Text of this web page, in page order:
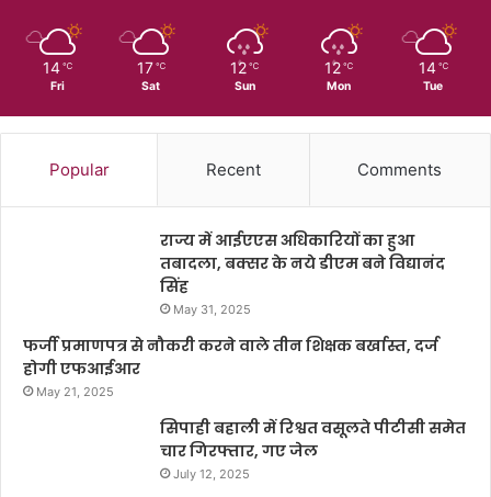
14 ℃
Fri
17 ℃
Sat
12 ℃
Sun
12 ℃
Mon
14 ℃
Tue
Popular Recent Comments
राज्य में आईएएस अधिकारियों का हुआ
तबादला, बक्सर के नये डीएम बने विद्यानंद
सिंह
May 31, 2025
फर्जी प्रमाणपत्र से नौकरी करने वाले तीन शिक्षक बर्खास्त, दर्ज
होगी एफआईआर
May 21, 2025
सिपाही बहाली में रिश्वत वसूलते पीटीसी समेत
चार गिरफ्तार, गए जेल
July 12, 2025